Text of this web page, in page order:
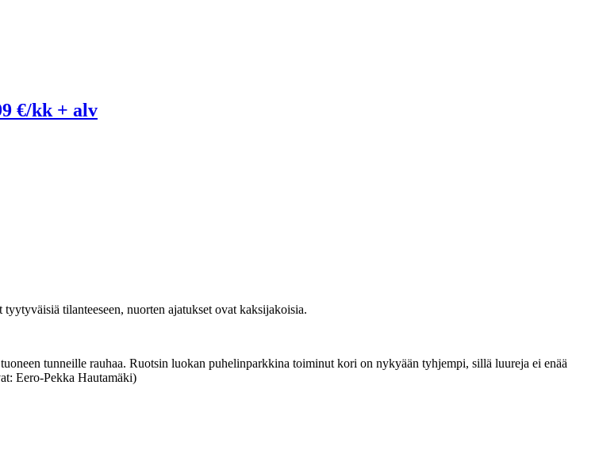
€/kk + alv
tilanteeseen, nuorten ajatukset ovat kaksijakoisia.
tunneille rauhaa. Ruotsin luokan puhelinparkkina toiminut kori on nykyään tyhjempi, sillä luureja ei enää
Eero-Pekka Hautamäki)